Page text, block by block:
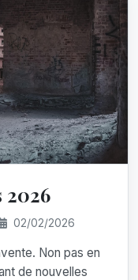
2026
02/02/2026
Non pas en
de nouvelles